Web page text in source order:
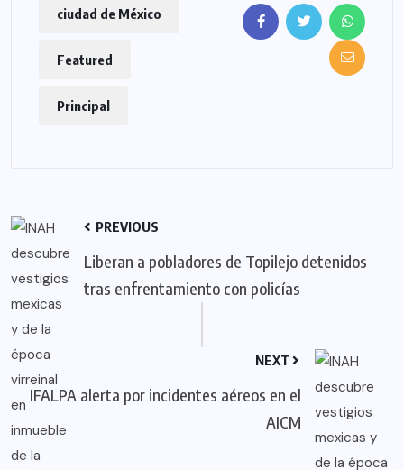
ciudad de México
Featured
Principal
PREVIOUS
Liberan a pobladores de Topilejo detenidos
tras enfrentamiento con policías
NEXT
IFALPA alerta por incidentes aéreos en el
AICM